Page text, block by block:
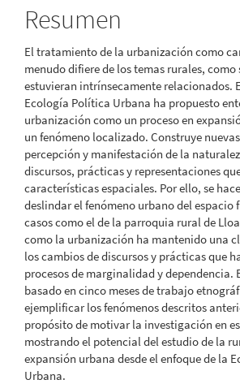
del
artículo
Resumen
El tratamiento de la urbanización como
menudo difiere de los temas rurales, como
estuvieran intrínsecamente relacionados.
Ecología Política Urbana ha propuesto
urbanización como un proceso en
un fenómeno localizado. Construye
percepción y manifestación de la
discursos, prácticas y representaciones
características espaciales. Por ello, se
deslindar el fenómeno urbano del espacio
casos como el de la parroquia rural de
como la urbanización ha mantenido una
los cambios de discursos y prácticas que
procesos de marginalidad y dependencia.
basado en cinco meses de trabajo
ejemplificar los fenómenos descritos
propósito de motivar la investigación en
mostrando el potencial del estudio de la
expansión urbana desde el enfoque de la
Urbana.